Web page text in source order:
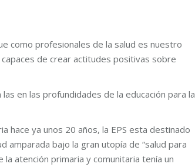
como profesionales de la salud es nuestro
de crear actitudes positivas sobre
en las profundidades de la educación para la
hace ya unos 20 años, la EPS esta destinado
bajo la gran utopía de “salud para
atención primaria y comunitaria tenía un